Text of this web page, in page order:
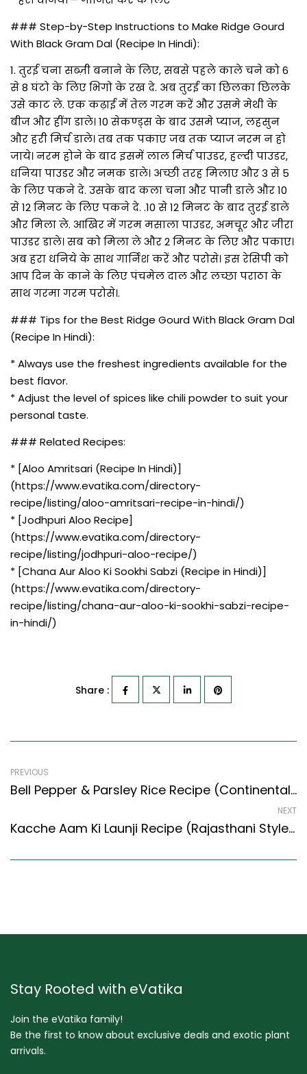
### Step-by-Step Instructions to Make Ridge Gourd
With Black Gram Dal (Recipe In Hindi):
1. तुरई चना सब्ज़ी बनाने के लिए, सबसे पहले काले चने को 6
से 8 घंटो के लिए भिगो के रख दे. अब तुरई का छिलका छिलके
उसे काट ले. एक कढ़ाई में तेल गरम करें और उसमे मेथी के
बीज और हींग डाले। 10 सेकण्ड्स के बाद उसमे प्याज, लहसुन
और हरी मिर्च डाले। तब तक पकाए जब तक प्याज नरम न हो
जाये। नरम होने के बाद इसमें लाल मिर्च पाउडर, हल्दी पाउडर,
धनिया पाउडर और नमक डाले। अच्छी तरह मिलाए और 3 से 5
के लिए पकने दे. उसके बाद कला चना और पानी डाले और 10
से 12 मिनट के लिए पकने दे. .10 से 12 मिनट के बाद तुरई डाले
और मिला ले. आखिर में गरम मसाला पाउडर, अमचूर और जीरा
पाउडर डाले। सब को मिला ले और 2 मिनट के लिए और पकाए।
अब हरा धनिये के साथ गार्निश करें और परोसे। इस रेसिपी को
आप दिन के काने के लिए पंचमेल दाल और लच्छा पराठा के
साथ गरमा गरम परोसे।.
### Tips for the Best Ridge Gourd With Black Gram Dal
(Recipe In Hindi):
* Always use the freshest ingredients available for the
best flavor.
* Adjust the level of spices like chili powder to suit your
personal taste.
### Related Recipes:
* [Aloo Amritsari (Recipe In Hindi)]
(https://www.evatika.com/directory-
recipe/listing/aloo-amritsari-recipe-in-hindi/)
* [Jodhpuri Aloo Recipe]
(https://www.evatika.com/directory-
recipe/listing/jodhpuri-aloo-recipe/)
* [Chana Aur Aloo Ki Sookhi Sabzi (Recipe in Hindi)]
(https://www.evatika.com/directory-
recipe/listing/chana-aur-aloo-ki-sookhi-sabzi-recipe-
in-hindi/)
Share :
PREVIOUS
Bell Pepper & Parsley Rice Recipe (Continental Style) – Easy & Delicious Recipe
NEXT
Kacche Aam Ki Launji Recipe (Rajasthani Style) – Easy & Delicious Recipe
Stay Rooted with eVatika
Join the eVatika family!
Be the first to know about exclusive deals and exotic plant
arrivals.